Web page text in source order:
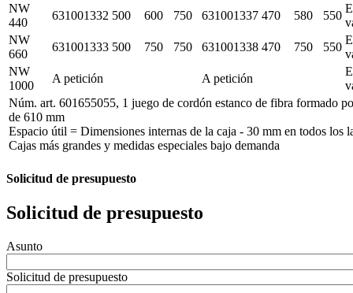
NW
440
631001332 500 600 750 631001337 470 580 550
NW
660
631001333 500 750 750 631001338 470 750 550
NW
1000
A petición A petición
Núm. art. 601655055, 1 juego de cordón estanco de fibra formado
de 610 mm
Espacio útil = Dimensiones internas de la caja - 30 mm en todos los
Cajas más grandes y medidas especiales bajo demanda
Solicitud de presupuesto
Solicitud de presupuesto
Asunto
Solicitud de presupuesto